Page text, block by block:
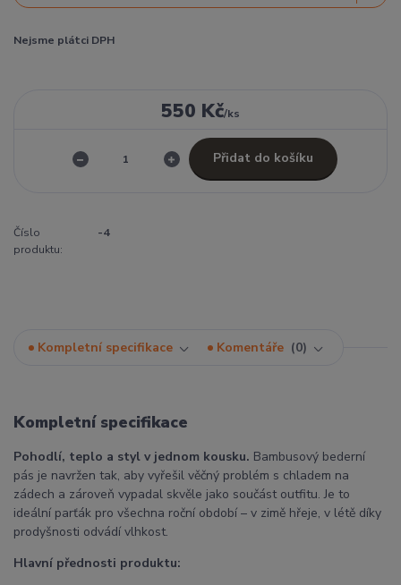
Nejsme plátci DPH
550 Kč/ks
Přidat do košíku
Číslo
produktu:
-4
Kompletní specifikace Komentáře 0
Kompletní specifikace
Pohodlí, teplo a styl v jednom kousku. Bambusový bederní
pás je navržen tak, aby vyřešil věčný problém s chladem na
zádech a zároveň vypadal skvěle jako součást outfitu. Je to
ideální parťák pro všechna roční období – v zimě hřeje, v létě díky
prodyšnosti odvádí vlhkost.
Hlavní přednosti produktu: